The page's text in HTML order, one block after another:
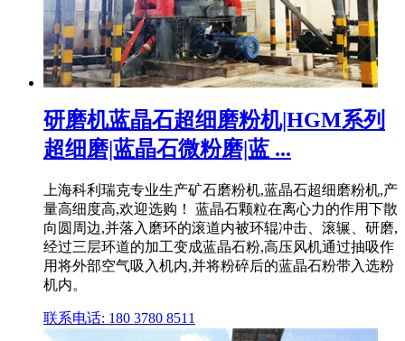
研磨机蓝晶石超细磨粉机|HGM系列
超细磨|蓝晶石微粉磨|蓝 ...
上海科利瑞克专业生产矿石磨粉机,蓝晶石超细磨粉机,产
量高细度高,欢迎选购！ 蓝晶石颗粒在离心力的作用下散
向圆周边,并落入磨环的滚道内被环辊冲击、滚辗、研磨,
经过三层环道的加工变成蓝晶石粉,高压风机通过抽吸作
用将外部空气吸入机内,并将粉碎后的蓝晶石粉带入选粉
机内。
联系电话: 180 3780 8511